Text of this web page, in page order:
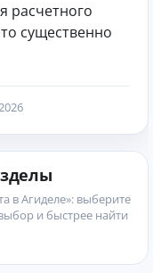
расчетного
существенно
в Агиделе»: выберите
и быстрее найти